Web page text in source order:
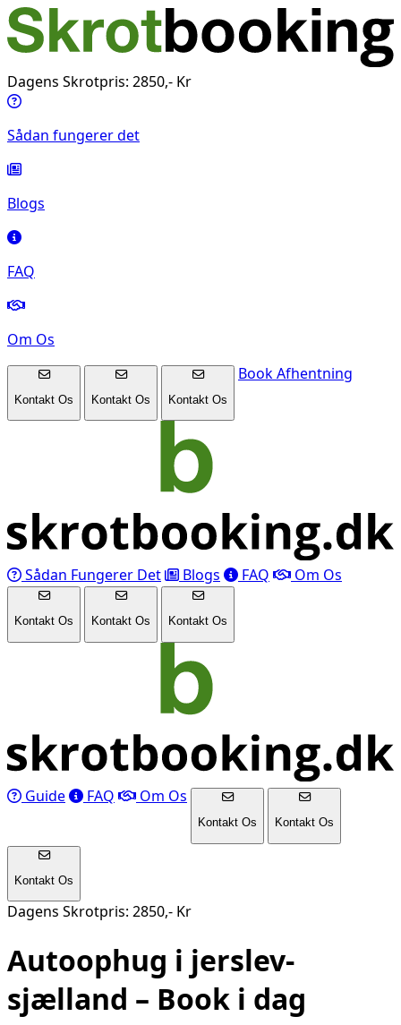
Dagens Skrotpris: 2850,- Kr
Sådan fungerer det
Blogs
FAQ
Om Os
Kontakt Os Kontakt Os Kontakt Os
Book Afhentning
Sådan Fungerer Det Blogs FAQ Om Os
Kontakt Os Kontakt Os Kontakt Os
Guide FAQ Om Os
Kontakt Os Kontakt Os
Kontakt Os
Dagens Skrotpris: 2850,- Kr
Autoophug i jerslev-
sjælland – Book i dag